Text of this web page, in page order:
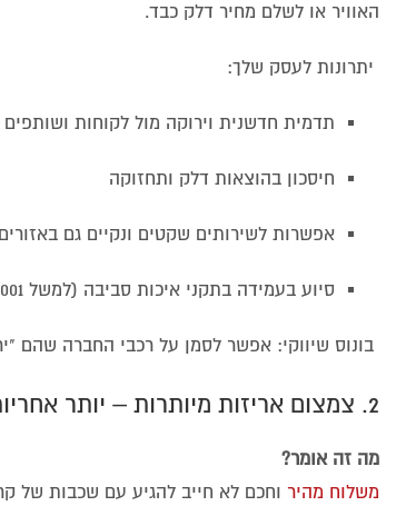
האוויר או לשלם מחיר דלק כבד.
יתרונות לעסק שלך:
תדמית חדשנית וירוקה מול לקוחות ושותפים
חיסכון בהוצאות דלק ותחזוקה
אפשרות לשירותים שקטים ונקיים גם
סיוע בעמידה בתקני איכות סביבה (למשל ISO 14001)
בונוס שיווקי: אפשר לסמן על רכבי החברה שהם
2. צמצום אריזות מיותרות – יותר אחריות, פחות בזבוז
מה זה אומר?
משלוח מהיר וחכם לא חייב להגיע עם שכבות של